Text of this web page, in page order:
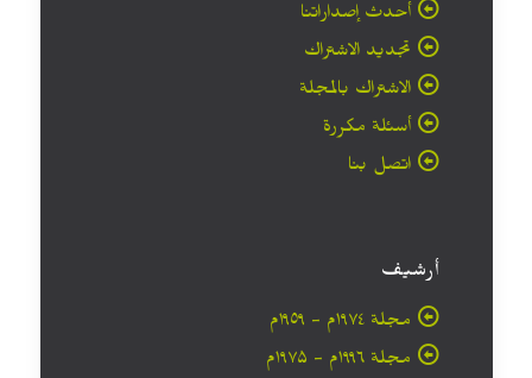
أحدث إصداراتنا
تجديد الاشتراك
الاشتراك بالمجلة
أسئلة مكررة
اتصل بنا
أرشيف
مجلة ۱۹۷٤م - ١٩٥٩م
مجلة ۱۹۹٦م - ۱۹۷۵م